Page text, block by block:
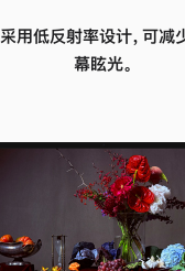
用低反射率设计，可减
幕眩光。